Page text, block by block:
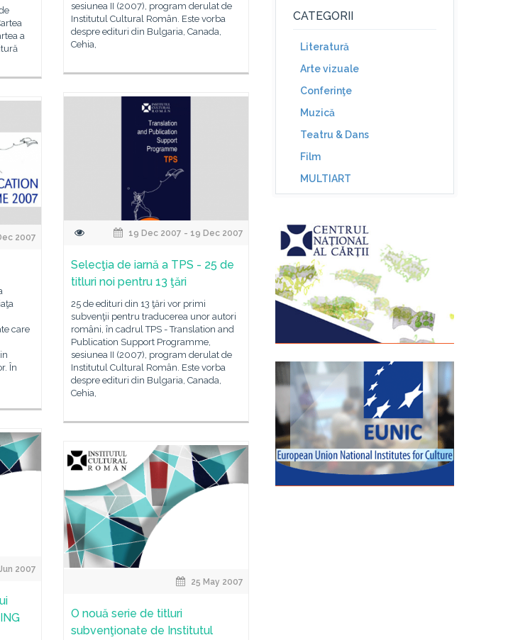
a
sesiunea II (2007), program derulat de
Institutul Cultural Român. Este vorba
despre edituri din Bulgaria, Canada,
Cehia,
19 Dec 2007 - 19 Dec 2007
Selecţia de iarnă a TPS - 25 de
titluri noi pentru 13 ţări
25 de edituri din 13 ţări vor primi
subvenţii pentru traducerea unor autori
români, în cadrul TPS - Translation and
Publication Support Programme,
sesiunea II (2007), program derulat de
Institutul Cultural Român. Este vorba
despre edituri din Bulgaria, Canada,
Cehia,
2007
care
În
2007
25 May 2007
O nouă serie de titluri
subvenţionate de Institutul
CATEGORII
Literatură
Arte vizuale
Conferinţe
Muzică
Teatru & Dans
Film
MULTIART